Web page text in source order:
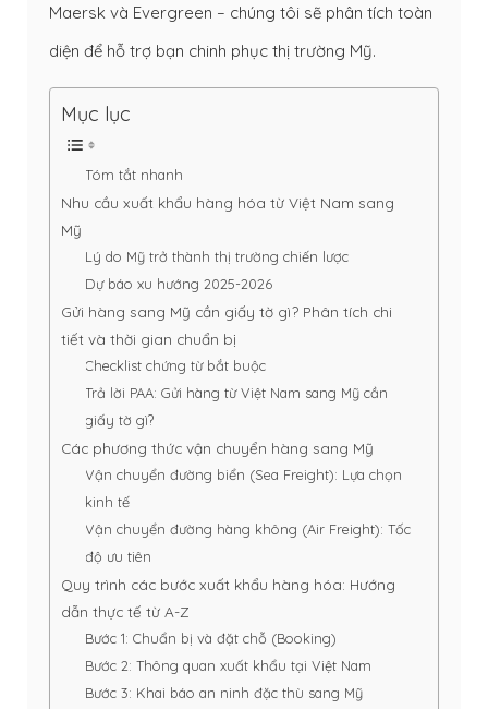
Maersk và Evergreen – chúng tôi sẽ phân tích toàn
diện để hỗ trợ bạn chinh phục thị trường Mỹ.
Mục lục
Tóm tắt nhanh
Nhu cầu xuất khẩu hàng hóa từ Việt Nam sang
Mỹ
Lý do Mỹ trở thành thị trường chiến lược
Dự báo xu hướng 2025-2026
Gửi hàng sang Mỹ cần giấy tờ gì? Phân tích chi
tiết và thời gian chuẩn bị
Checklist chứng từ bắt buộc
Trả lời PAA: Gửi hàng từ Việt Nam sang Mỹ cần
giấy tờ gì?
Các phương thức vận chuyển hàng sang Mỹ
Vận chuyển đường biển (Sea Freight): Lựa chọn
kinh tế
Vận chuyển đường hàng không (Air Freight): Tốc
độ ưu tiên
Quy trình các bước xuất khẩu hàng hóa: Hướng
dẫn thực tế từ A-Z
Bước 1: Chuẩn bị và đặt chỗ (Booking)
Bước 2: Thông quan xuất khẩu tại Việt Nam
Bước 3: Khai báo an ninh đặc thù sang Mỹ